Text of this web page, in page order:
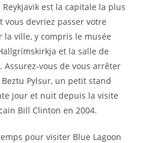
Reykjavik est la capitale la plus
devriez passer votre
ville, y compris le musée
et la salle de
vous de vous arrêter
Pylsur, un petit stand
jour et nuit depuis la visite
Bill Clinton en 2004.
pour visiter Blue Lagoon